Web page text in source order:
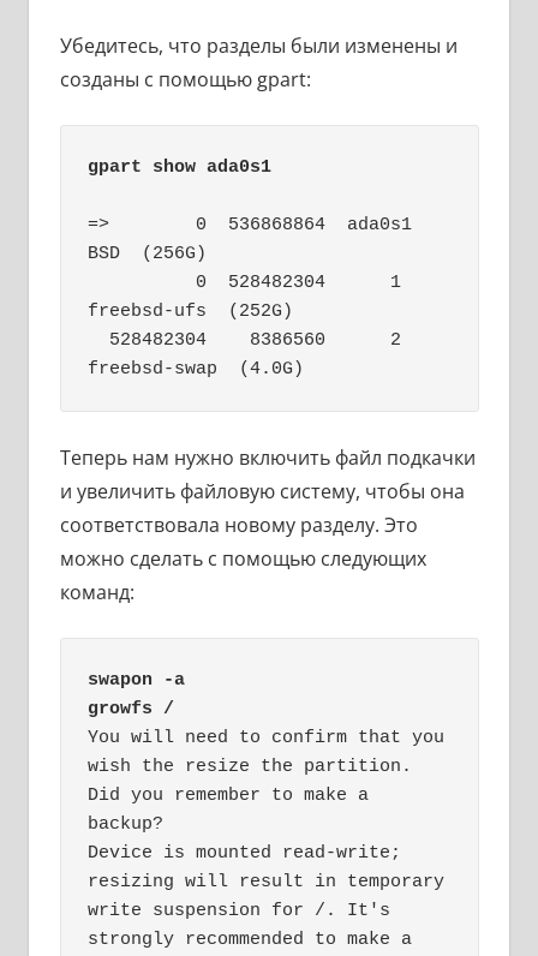
Убедитесь, что разделы были изменены и
созданы с помощью gpart:
gpart show ada0s1
=>        0  536868864  ada0s1
BSD  (256G)
freebsd-ufs  (252G)
freebsd-swap  (4.0G)
Теперь нам нужно включить файл подкачки
и увеличить файловую систему, чтобы она
соответствовала новому разделу. Это
можно сделать с помощью следующих
команд:
swapon -a
growfs /
You will need to confirm that you
wish the resize the partition.
Did you remember to make a
backup?
Device is mounted read-write;
resizing will result in temporary
write suspension for /. It's
strongly recommended to make a